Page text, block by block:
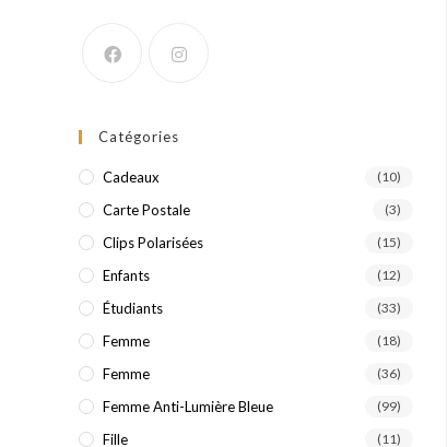
Catégories
Cadeaux (10)
Carte Postale (3)
Clips Polarisées (15)
Enfants (12)
Étudiants (33)
Femme (18)
Femme (36)
Femme Anti-Lumière Bleue (99)
Fille (11)